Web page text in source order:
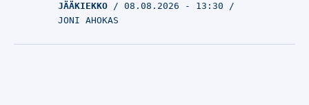
JÄÄKIEKKO 08.08.2026 - 13:30
JONI AHOKAS